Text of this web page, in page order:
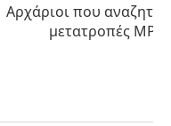
Αρχάριοι που
μετατροπές